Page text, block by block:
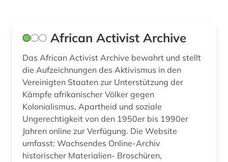
afrikastudien (2)
afrikawissenschaften (3)
afro-amerikanische frauen (1)
afro-amerikanische geschichte (1)
afroamerikaner (2)
agder (2)
Europa (77)
Finnland (41)
Frankreich (60)
GUS (5)
Gibraltar (1)
African Activist Archive
Das African Activist Archive bewahrt und stellt
die Aufzeichnungen des Aktivismus in den
Vereinigten Staaten zur Unterstützung der
Kämpfe afrikanischer Völker gegen
Kolonialismus, Apartheid und soziale
Ungerechtigkeit von den 1950er bis 1990er
Jahren online zur Verfügung. Die Website
umfasst: Wachsendes Online-Archiv
historischer Materialien- Broschüren,